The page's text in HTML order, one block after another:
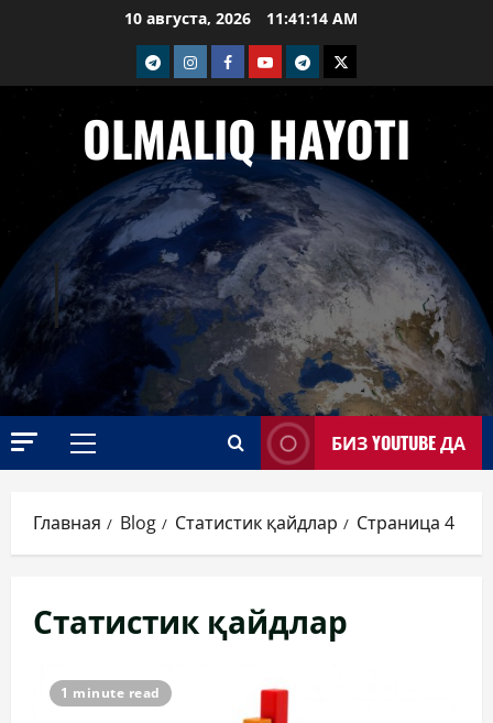
10 августа, 2026 11:41:15 AM
telegramInstagramFacebook
Youtubetelegram+
Twitter
OLMALIQ HAYOTI
Основное
БИЗ YOUTUBE ДА
Главная Blog Статистик қайдлар Страница 4
Статистик қайдлар
1 minute read